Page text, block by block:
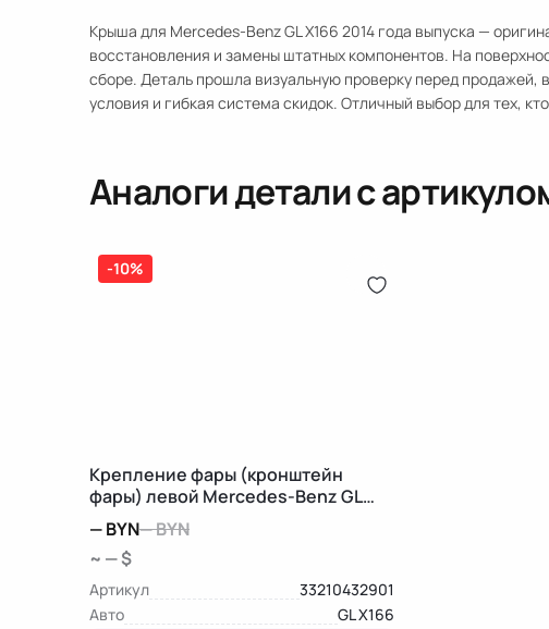
Крыша для Mercedes-Benz GL X166 2014 года выпуска —
восстановления и замены штатных компонентов. На
сборе. Деталь прошла визуальную проверку перед
условия и гибкая система скидок. Отличный выбор для тех,
Аналоги детали с
-10%
Крепление фары (кронштейн
фары) левой Mercedes-Benz GL
X166
—BYN—BYN
~ — $
Артикул
33210432901
Авто
GL X166